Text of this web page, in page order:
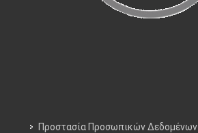
Προστασία Προσωπικών Δεδομένων